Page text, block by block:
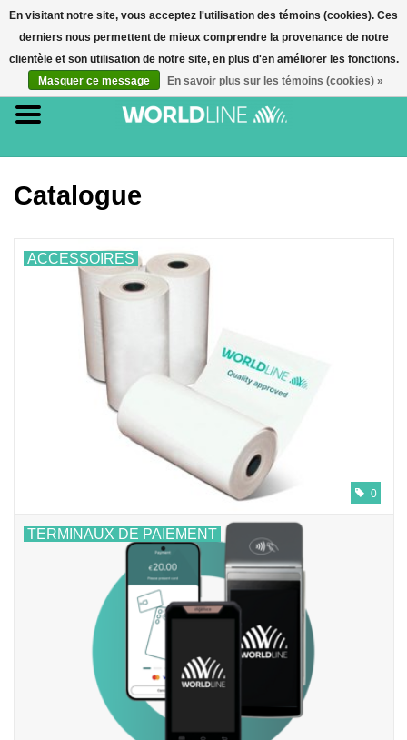
0 Article(s) - €0,00
Accueil
Terminaux de paiement
Cartes de paiement
Catalogue
ACCESSOIRES
0
TERMINAUX DE PAIEMENT
En visitant notre site, vous acceptez l'utilisation des témoins (cookies). Ces
derniers nous permettent de mieux comprendre la provenance de notre
clientèle et son utilisation de notre site, en plus d'en améliorer les fonctions.
Masquer ce message
En savoir plus sur les témoins (cookies) »